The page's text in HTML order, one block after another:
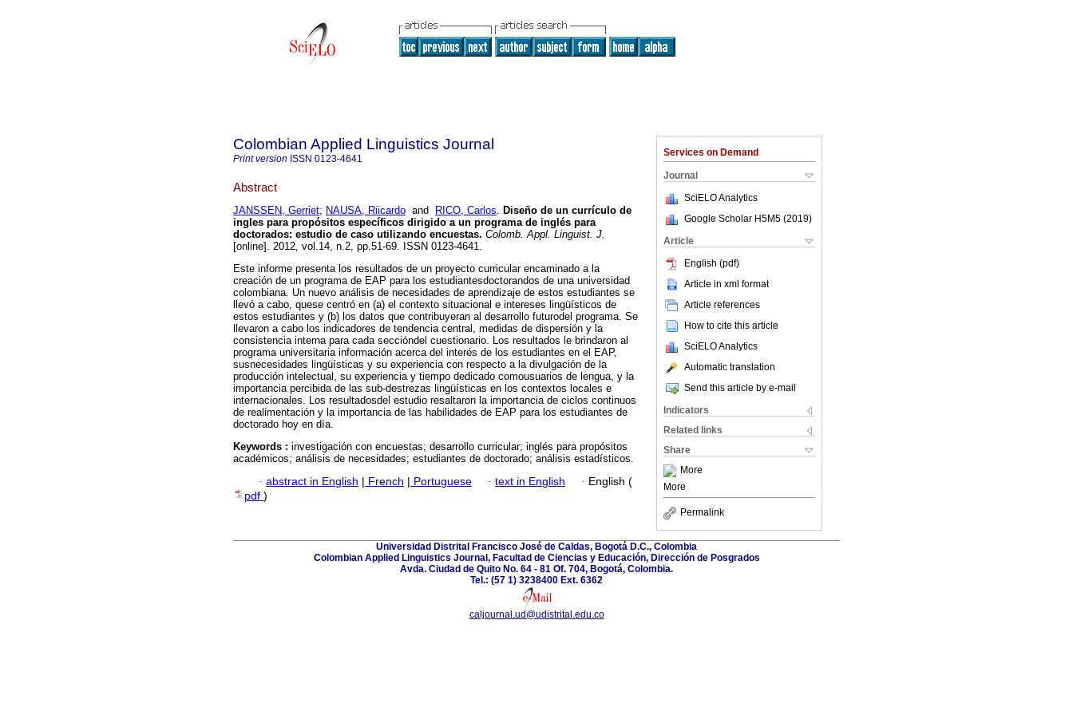
Services on Demand
Journal
SciELO Analytics
Google Scholar H5M5 (2019)
Article
English (pdf)
Article in xml format
Article references
How to cite this article
SciELO Analytics
Automatic translation
Send this article by e-mail
Indicators
Related links
Share
More
More
Permalink
Colombian Applied Linguistics Journal
Print version ISSN 0123-4641
Abstract
JANSSEN, Gerriet; NAUSA, Riicardo and RICO, Carlos. Diseño de un currículo de
ingles para propósitos específicos dirigido a un programa de inglés para
doctorados: estudio de caso utilizando encuestas. Colomb. Appl. Linguist. J.
[online]. 2012, vol.14, n.2, pp.51-69. ISSN 0123-4641.
Este informe presenta los resultados de un proyecto curricular encaminado a la
creación de un programa de EAP para los estudiantesdoctorandos de una universidad
colombiana. Un nuevo análisis de necesidades de aprendizaje de estos estudiantes se
llevó a cabo, quese centró en (a) el contexto situacional e intereses lingüísticos de
estos estudiantes y (b) los datos que contribuyeran al desarrollo futurodel programa. Se
llevaron a cabo los indicadores de tendencia central, medidas de dispersión y la
consistencia interna para cada seccióndel cuestionario. Los resultados le brindaron al
programa universitaria información acerca del interés de los estudiantes en el EAP,
susnecesidades lingüísticas y su experiencia con respecto a la divulgación de la
producción intelectual, su experiencia y tiempo dedicado comousuarios de lengua, y la
importancia percibida de las sub-destrezas lingüísticas en los contextos locales e
internacionales. Los resultadosdel estudio resaltaron la importancia de ciclos continuos
de realimentación y la importancia de las habilidades de EAP para los estudiantes de
doctorado hoy en día.
Keywords : investigación con encuestas; desarrollo curricular; inglés para propósitos
académicos; análisis de necesidades; estudiantes de doctorado; análisis estadísticos.
· abstract in English | French | Portuguese · text in English · English (
pdf )
Universidad Distrital Francisco José de Caldas, Bogotá D.C., Colombia
Colombian Applied Linguistics Journal, Facultad de Ciencias y Educación, Dirección de Posgrados
Avda. Ciudad de Quito No. 64 - 81 Of. 704, Bogotá, Colombia.
Tel.: (57 1) 3238400 Ext. 6362
caljournal.ud@udistrital.edu.co